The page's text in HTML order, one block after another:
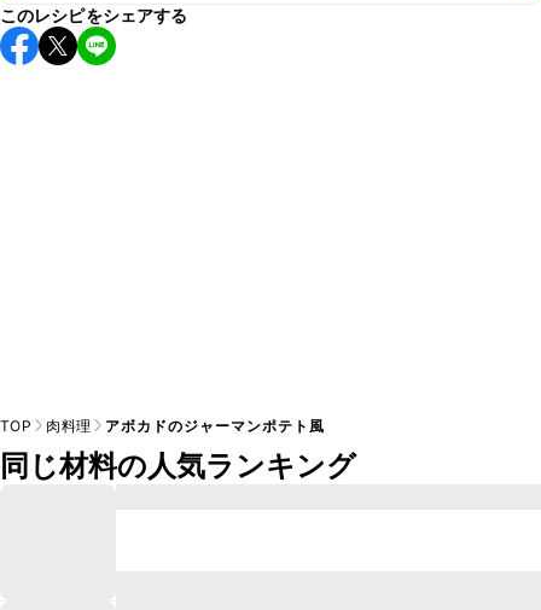
保存期間は冷蔵で当日中が目安です。なるべくお早めにお召
し上がりください。
このレシピをシェアする
TOP 肉料理 アボカドのジャーマンポテト風
同じ材料の人気ランキング